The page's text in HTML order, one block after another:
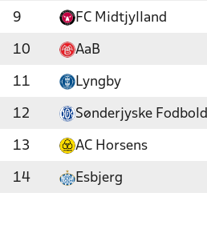
9 FC Midtjylland
10 AaB
11 Lyngby
12 Sønderjyske Fodbold
13 AC Horsens
14 Esbjerg